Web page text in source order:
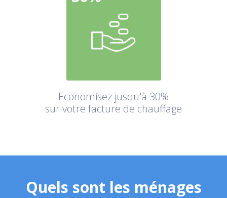
Economisez jusqu'à 30%
sur votre facture de chauffage
Quels sont les ménages